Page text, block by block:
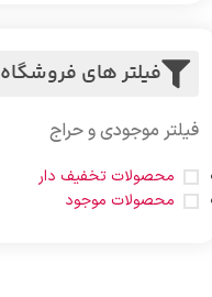
فیلتر های فروشگاه
فیلتر موجودی و حراج
محصولات تخفیف دار
محصولات موجود